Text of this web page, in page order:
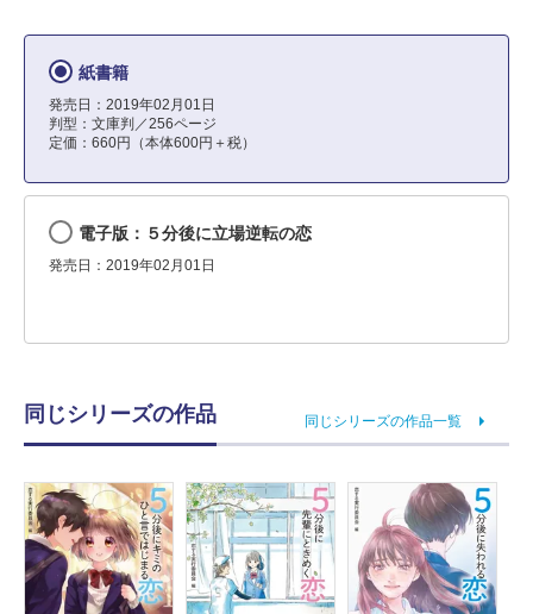
紙書籍
発売日：2019年02月01日
判型：文庫判／256ページ
定価：660円（本体600円＋税）
電子版：５分後に立場逆転の恋
発売日：2019年02月01日
同じシリーズの作品 同じシリーズの作品一覧